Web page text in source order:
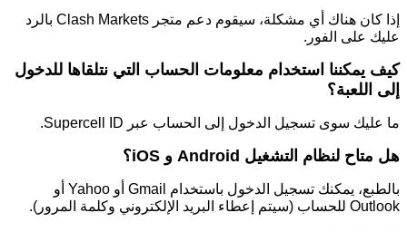
إذا كان هناك أي مشكلة، سيقوم دعم متجر Clash Markets بالرد
عليك على الفور.
كيف يمكننا استخدام معلومات الحساب التي نتلقاها للدخول
إلى اللعبة؟
ما عليك سوى تسجيل الدخول إلى الحساب عبر Supercell ID.
هل متاح لنظام التشغيل Android و iOS؟
بالطبع، يمكنك تسجيل الدخول باستخدام Gmail أو Yahoo أو
Outlook للحساب (سيتم إعطاء البريد الإلكتروني وكلمة المرور).